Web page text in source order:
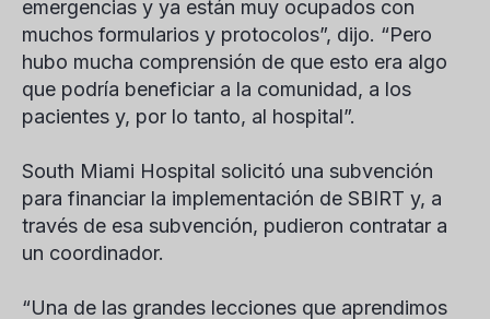
emergencias y ya están muy ocupados con
muchos formularios y protocolos”, dijo. “Pero
hubo mucha comprensión de que esto era algo
que podría beneficiar a la comunidad, a los
pacientes y, por lo tanto, al hospital”.
South Miami Hospital solicitó una subvención
para financiar la implementación de SBIRT y, a
través de esa subvención, pudieron contratar a
un coordinador.
“Una de las grandes lecciones que aprendimos